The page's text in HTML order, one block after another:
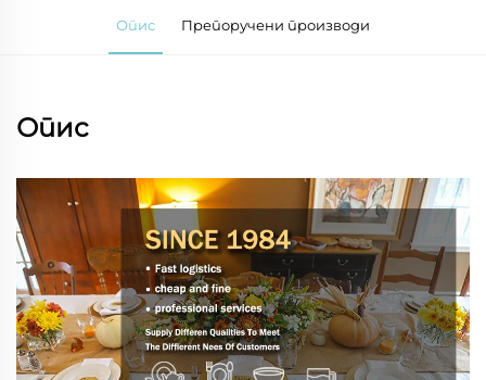
Опис Препоручени производи
Опис